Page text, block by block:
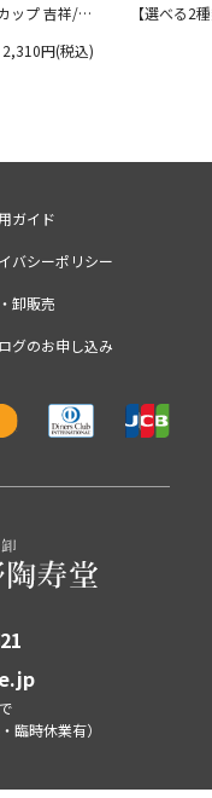
ップ 吉祥/青
2,310円(税込)
【選べる2
ガイド
バシーポリシー
卸販売
グのお申し込み
臨時休業有）